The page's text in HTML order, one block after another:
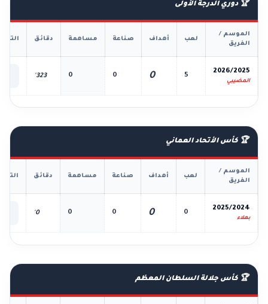
🏆 دوري الدرجة الأولى
الموسم /
الفريق
لعب أهداف صناعة مساهمة دقائق
2026/2025
المضيبي
5
0
0
0
323'
🏆 كأس الأتحاد العماني
الموسم /
الفريق
لعب أهداف صناعة مساهمة دقائق
2025/2024
بهلاء
0
0
0
0
0'
🏆 كأس جلالة السلطان المعظم